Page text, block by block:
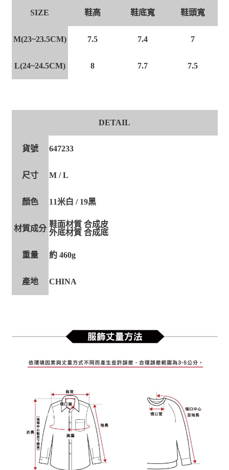
SIZE 鞋高 鞋底寬 鞋頭寬
M(23~23.5CM) 7.5 7.4 7
L(24~24.5CM) 8 7.7 7.5
DETAIL
貨號 647233
尺寸 M / L
顏色 11米白 / 19黑
材質成分 鞋面材質 合成皮
外底材質 合成底
重量 約 460g
產地 CHINA